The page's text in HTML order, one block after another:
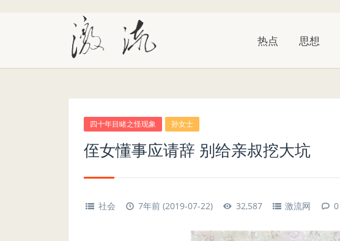
热点 思想
四十年目睹之怪现象 孙女士
侄女懂事应请辞 别给亲叔挖大坑
社会 7年前 (2019-07-22) 32,587 激流网 0